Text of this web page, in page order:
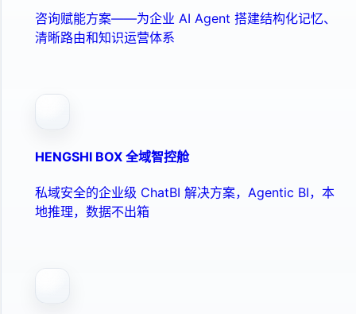
咨询赋能方案——为企业 AI Agent 搭建结构化记忆、
清晰路由和知识运营体系
HENGSHI BOX 全域智控舱
私域安全的企业级 ChatBI 解决方案，Agentic BI，本
地推理，数据不出箱